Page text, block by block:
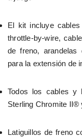
El kit incluye
throttle-by-wire,
de freno, arandelas
para la extensión de
Todos los cables y
Sterling Chromite II®
Latiguillos de freno